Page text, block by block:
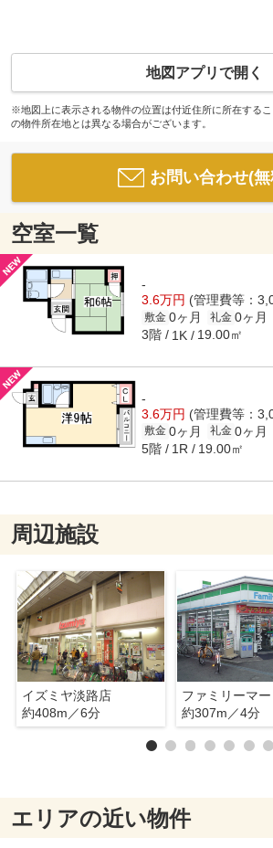
地図アプリで開く
※地図上に表示される物件の位置は付近住所に所在する
の物件所在地とは異なる場合がございます。
お問い合わせ(無
空室一覧
-
3.6万円 (管理費等：
敷金 0ヶ月 礼金 0ヶ月
3階 1K 19.00㎡
-
3.6万円 (管理費等：
敷金 0ヶ月 礼金 0ヶ月
5階 1R 19.00㎡
周辺施設
イズミヤ淡路店
約408m／6分
約307m／4分
エリアの近い物件